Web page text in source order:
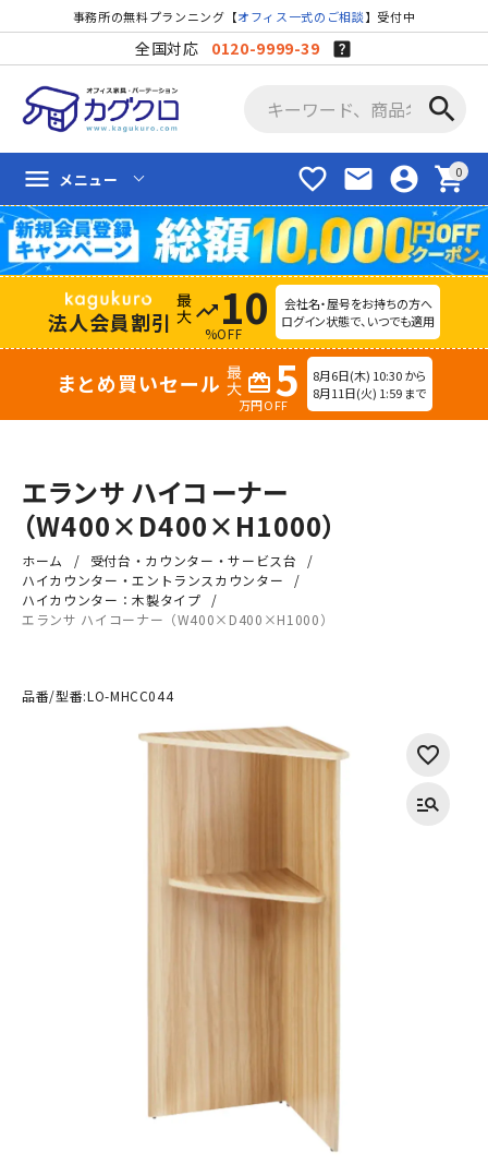
事務所の無料プランニング【オフィス一式のご相談】受付中
全国対応 0120-9999-39
search
favorite_border mail account_circle shopping_cart
menu メニュー
法人会員割引 trending_up 10
%OFF
会社名・屋号をお持ちの方へ
ログイン状態で、いつでも適用
まとめ買いセール redeem 5
万円OFF
8月6日(木) 10:30 から
8月11日(火) 1:59 まで
エランサ ハイコーナー
（W400×D400×H1000）
ホーム
受付台・カウンター・サービス台
ハイカウンター・エントランスカウンター
ハイカウンター：木製タイプ
エランサ ハイコーナー（W400×D400×H1000）
品番/型番:LO-MHCC044